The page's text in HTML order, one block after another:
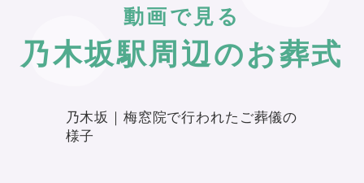
動画で見る
乃木坂駅周辺のお葬式
乃木坂｜梅窓院で行われたご葬儀の
様子